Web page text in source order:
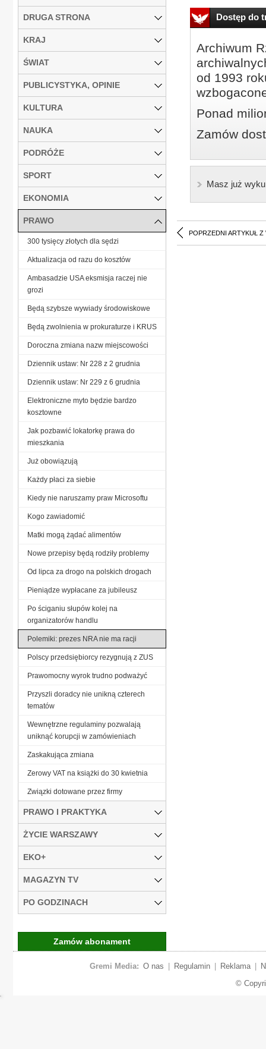
Dostęp do
Archiwum
od 1993
Ponad
Zamów
Masz już
POPRZEDNI ARTYKUŁ Z
DRUGA STRONA
KRAJ
ŚWIAT
PUBLICYSTYKA, OPINIE
KULTURA
NAUKA
PODRÓŻE
SPORT
EKONOMIA
PRAWO
300 tysięcy złotych dla sędzi
Aktualizacja od razu do kosztów
Ambasadzie USA eksmisja raczej nie
grozi
Będą szybsze wywiady środowiskowe
Będą zwolnienia w prokuraturze i KRUS
Doroczna zmiana nazw miejscowości
Dziennik ustaw: Nr 228 z 2 grudnia
Dziennik ustaw: Nr 229 z 6 grudnia
Elektroniczne myto będzie bardzo
kosztowne
Jak pozbawić lokatorkę prawa do
mieszkania
Już obowiązują
Każdy płaci za siebie
Kiedy nie naruszamy praw Microsoftu
Kogo zawiadomić
Matki mogą żądać alimentów
Nowe przepisy będą rodziły problemy
Od lipca za drogo na polskich drogach
Pieniądze wypłacane za jubileusz
Po ściganiu słupów kolej na
organizatorów handlu
Polemiki: prezes NRA nie ma racji
Polscy przedsiębiorcy rezygnują z ZUS
Prawomocny wyrok trudno podważyć
Przyszli doradcy nie unikną czterech
tematów
Wewnętrzne regulaminy pozwalają
uniknąć korupcji w zamówieniach
Zaskakująca zmiana
Zerowy VAT na książki do 30 kwietnia
Związki dotowane przez firmy
PRAWO I PRAKTYKA
ŻYCIE WARSZAWY
EKO+
MAGAZYN TV
PO GODZINACH
Zamów abonament
Gremi Media: O nas Regulamin Reklama
©